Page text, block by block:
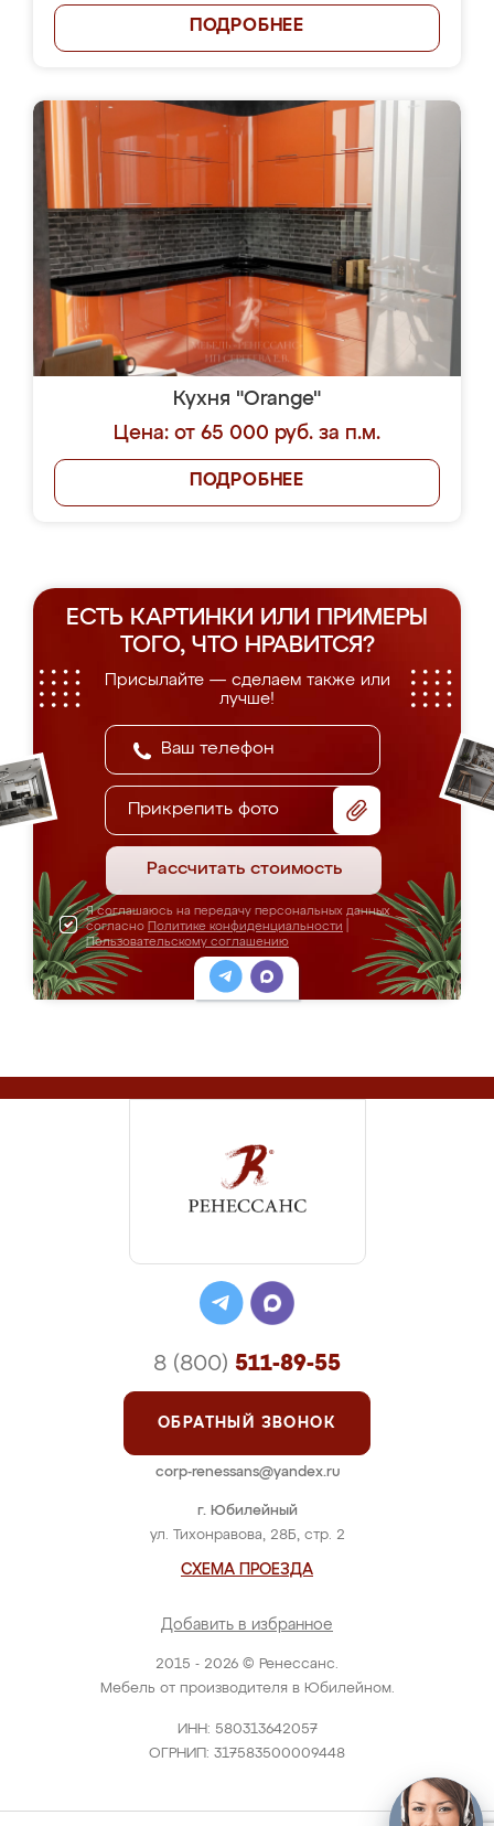
ПОДРОБНЕЕ
Кухня "Orange"
Цена: от 65 000 руб. за п.м.
ПОДРОБНЕЕ
ЕСТЬ КАРТИНКИ ИЛИ ПРИМЕРЫ
ТОГО, ЧТО НРАВИТСЯ?
Присылайте — сделаем также или
лучше!
Прикрепить фото
Рассчитать стоимость
Я соглашаюсь на передачу персональных данных
согласно Политике конфиденциальности
Пользовательскому соглашению
2015 - 2026 © Ренессанс.
Мебель от производителя в Юбилейном.
ИНН: 580313642057
ОГРНИП: 317583500009448
г. Юбилейный
ул. Тихонравова, 28Б, стр. 2
СХЕМА ПРОЕЗДА
Добавить в избранное
8 (800) 511-89-55
ОБРАТНЫЙ ЗВОНОК
corp-renessans@yandex.ru